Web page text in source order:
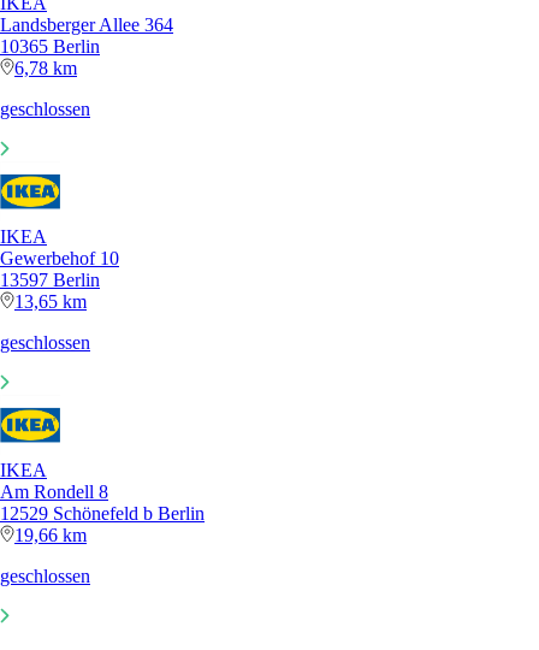
Landsberger Allee 364
10365 Berlin
6,78 km
geschlossen
IKEA
Gewerbehof 10
13597 Berlin
13,65 km
geschlossen
IKEA
Am Rondell 8
12529 Schönefeld b Berlin
19,66 km
geschlossen